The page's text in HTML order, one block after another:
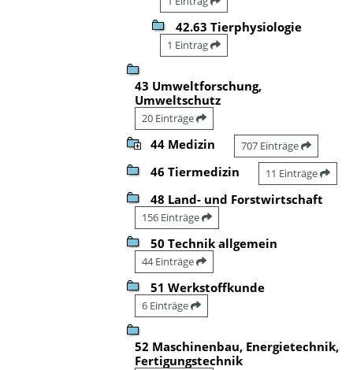
42.63 Tierphysiologie
1 Eintrag
43 Umweltforschung,
Umweltschutz
20 Einträge
44 Medizin 707 Einträge
46 Tiermedizin 11 Einträge
48 Land- und Forstwirtschaft
156 Einträge
50 Technik allgemein
44 Einträge
51 Werkstoffkunde
6 Einträge
52 Maschinenbau, Energietechnik,
Fertigungstechnik